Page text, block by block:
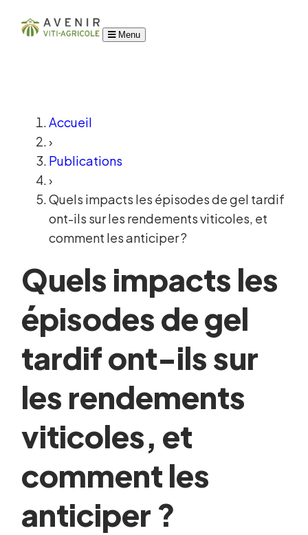
Menu
Accueil
›
Publications
›
Quels impacts les épisodes de gel tardif
ont-ils sur les rendements viticoles, et
comment les anticiper ?
Quels impacts les
épisodes de gel
tardif ont-ils sur
les rendements
viticoles, et
comment les
anticiper ?